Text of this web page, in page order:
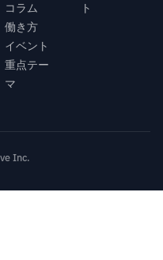
コラム
働き方
イベント
重点テー
マ
ト
Inc.